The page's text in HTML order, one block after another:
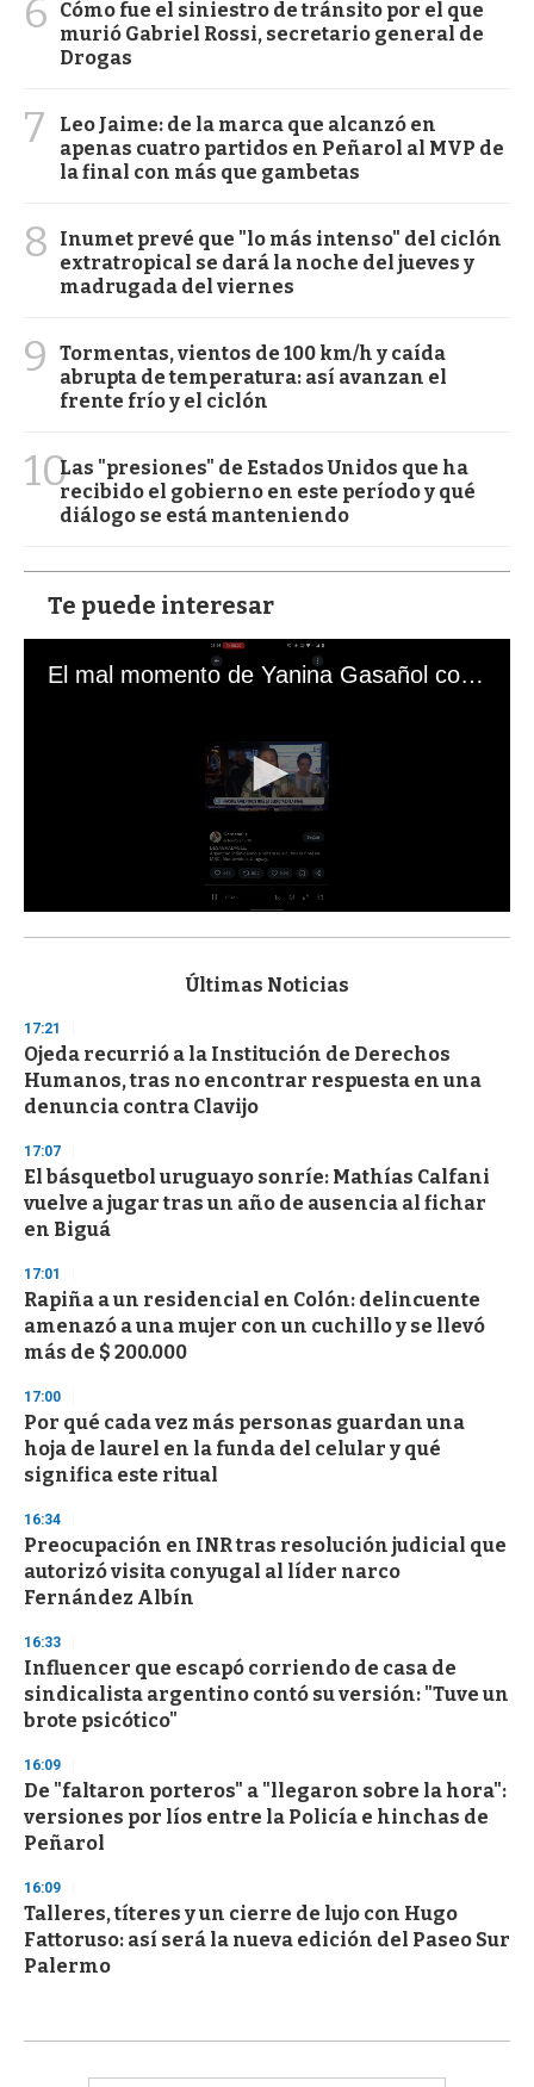
6
Cómo fue el siniestro de tránsito por el que
murió Gabriel Rossi, secretario general de
Drogas
7
Leo Jaime: de la marca que alcanzó en
apenas cuatro partidos en Peñarol al MVP de
la final con más que gambetas
8
Inumet prevé que "lo más intenso" del ciclón
extratropical se dará la noche del jueves y
madrugada del viernes
9
Tormentas, vientos de 100 km/h y caída
abrupta de temperatura: así avanzan el
frente frío y el ciclón
10Las "presiones" de Estados Unidos que ha
recibido el gobierno en este período y qué
diálogo se está manteniendo
Te puede interesar
El mal momento de Yanina Gasañol con un hincha argentino en "Subrayado"
s
d
s
o
f
3
s
e
c
o
n
s
Últimas Noticias
17:21
Ojeda recurrió a la Institución de Derechos
Humanos, tras no encontrar respuesta en una
denuncia contra Clavijo
17:07
El básquetbol uruguayo sonríe: Mathías Calfani
vuelve a jugar tras un año de ausencia al fichar
en Biguá
17:01
Rapiña a un residencial en Colón: delincuente
amenazó a una mujer con un cuchillo y se llevó
más de $ 200.000
17:00
Por qué cada vez más personas guardan una
hoja de laurel en la funda del celular y qué
significa este ritual
16:34
Preocupación en INR tras resolución judicial que
autorizó visita conyugal al líder narco
Fernández Albín
16:33
Influencer que escapó corriendo de casa de
sindicalista argentino contó su versión: "Tuve un
brote psicótico"
16:09
De "faltaron porteros" a "llegaron sobre la hora":
versiones por líos entre la Policía e hinchas de
Peñarol
16:09
Talleres, títeres y un cierre de lujo con Hugo
Fattoruso: así será la nueva edición del Paseo Sur
Palermo